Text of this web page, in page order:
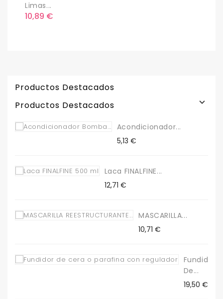
Limas...
Precio
10,89 €
Productos Destacados
Productos Destacados

Acondicionador...
Precio
5,13 €
Laca FINALFINE...
Precio
12,71 €
MASCARILLA...
Precio
10,71 €
Fundidor
De...
Precio
19,50 €